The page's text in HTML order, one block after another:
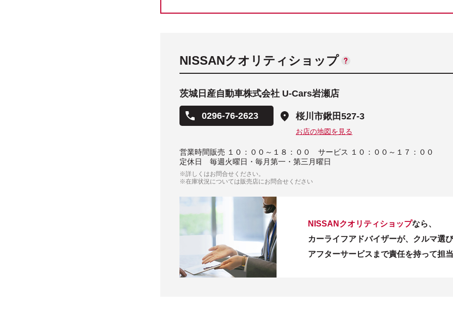
NISSANクオリティショップ
茨城日産自動車株式会社 U-Cars岩瀬店
0296-76-2623 桜川市鍬田527-3
お店の地図を見る
営業時間販売 １０：００～１８：００ サービス １０：００～１７：００
定休日
毎週火曜日・毎月第一・第三月曜日
※詳しくはお問合せください。
※在庫状況については販売店にお問合せください
NISSANクオリティショップなら、
カーライフアドバイザーが、クルマ選
アフターサービスまで責任を持って担